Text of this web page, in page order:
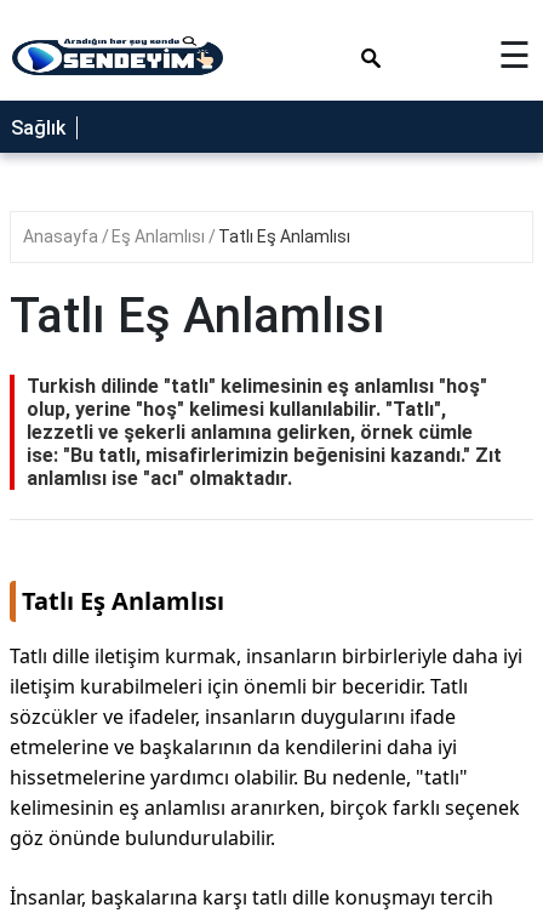
SAĞLIK
NEDİR
YEMEK
RÜYA
GEZİLECEK
YERLER
BLOG
☰
Sağlık
Anasayfa Eş Anlamlısı Tatlı Eş Anlamlısı
Tatlı Eş Anlamlısı
Turkish dilinde "tatlı" kelimesinin eş anlamlısı "hoş"
olup, yerine "hoş" kelimesi kullanılabilir. "Tatlı",
lezzetli ve şekerli anlamına gelirken, örnek cümle
ise: "Bu tatlı, misafirlerimizin beğenisini kazandı." Zıt
anlamlısı ise "acı" olmaktadır.
Tatlı Eş Anlamlısı
Tatlı dille iletişim kurmak, insanların birbirleriyle daha iyi
iletişim kurabilmeleri için önemli bir beceridir. Tatlı
sözcükler ve ifadeler, insanların duygularını ifade
etmelerine ve başkalarının da kendilerini daha iyi
hissetmelerine yardımcı olabilir. Bu nedenle, "tatlı"
kelimesinin eş anlamlısı aranırken, birçok farklı seçenek
göz önünde bulundurulabilir.
İnsanlar, başkalarına karşı tatlı dille konuşmayı tercih